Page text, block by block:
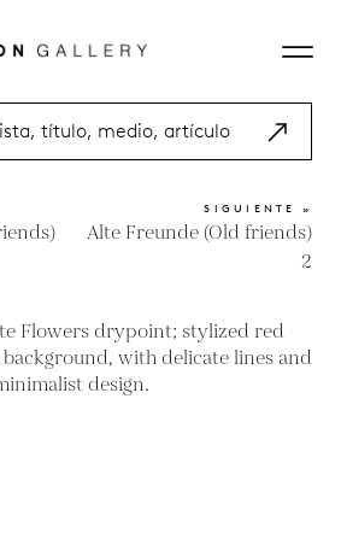
SIGUIENTE »
Alte Freunde (Old friends)
2